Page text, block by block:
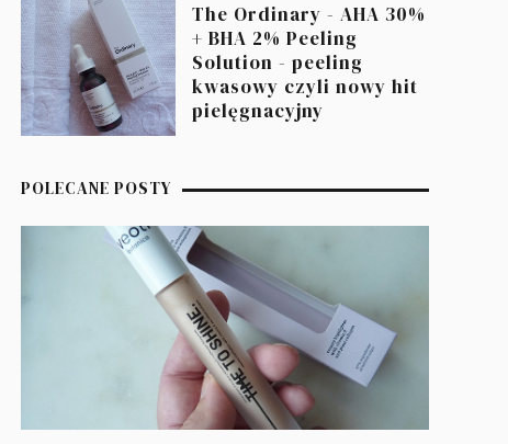
The Ordinary - AHA 30%
+ BHA 2% Peeling
Solution - peeling
kwasowy czyli nowy hit
pielęgnacyjny
POLECANE POSTY